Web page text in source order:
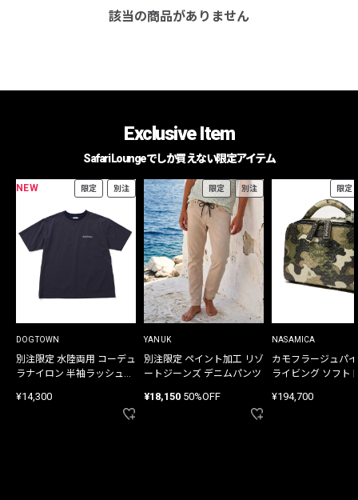
該当の商品がありません
Exclusive Item
Safari Loungeでしか買えない限定アイテム
NEW 限定 別注
DOGTOWN
別注限定 水陸両用 コーデュ
ラナイロン 半袖ラッシュガ
¥14,300
限定 別注
YANUK
別注限定 ペイント加工 リゾ
ートジーンズ デニムパンツ
¥18,150 50%OFF
限定
NASAMICA
カモフラージュパ
ライビング ソフト
¥194,700